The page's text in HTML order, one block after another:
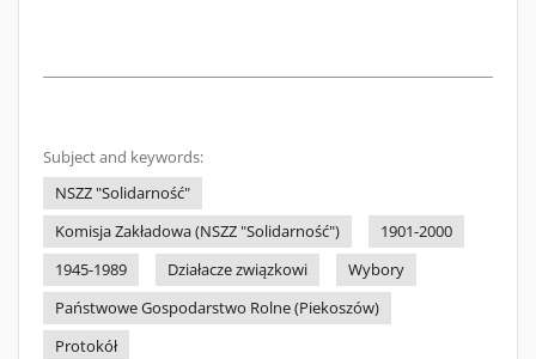
Subject and keywords:
NSZZ "Solidarność"
Komisja Zakładowa (NSZZ "Solidarność")
1901-2000
1945-1989
Działacze związkowi
Wybory
Państwowe Gospodarstwo Rolne (Piekoszów)
Protokół